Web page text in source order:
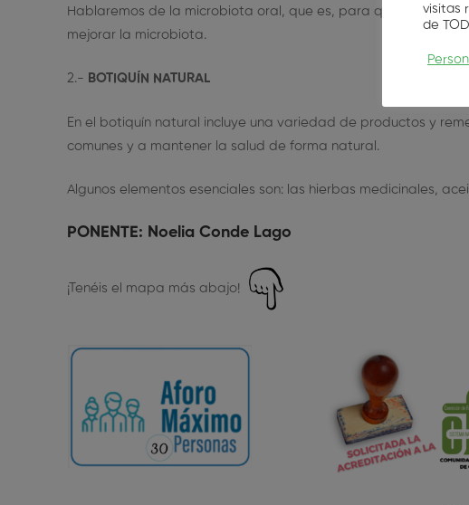
Hablaremos de la microbiota oral, que es, para que sirve, de
mejorar la microbiota.
2.- BOTIQUÍN NATURAL
En el botiquín natural incluye una variedad de productos y
comunes y a mantener la salud de forma natural.
Algunos elementos esenciales son: las hierbas medicinales,
PONENTE: Noelia Conde Lago
¡Tenéis el mapa más abajo!
visitas
de